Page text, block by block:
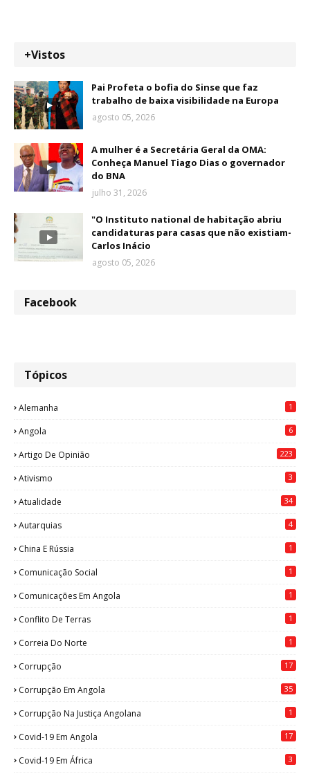
+Vistos
Pai Profeta o bofia do Sinse que faz
trabalho de baixa visibilidade na Europa
agosto 05, 2026
A mulher é a Secretária Geral da OMA:
Conheça Manuel Tiago Dias o governador
do BNA
julho 31, 2026
"O Instituto national de habitação abriu
candidaturas para casas que não existiam-
Carlos Inácio
agosto 05, 2026
Facebook
Tópicos
Alemanha 1
Angola 6
Artigo De Opinião 223
Ativismo 3
Atualidade 34
Autarquias 4
China E Rússia 1
Comunicação Social 1
Comunicações Em Angola 1
Conflito De Terras 1
Correia Do Norte 1
Corrupção 17
Corrupção Em Angola 35
Corrupção Na Justiça Angolana 1
Covid-19 Em Angola 17
Covid-19 Em África 3